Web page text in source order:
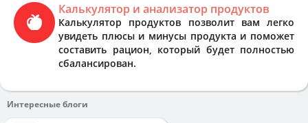
Калькулятор и анализатор продуктов
Калькулятор продуктов позволит вам легко
увидеть плюсы и минусы продукта и поможет
составить рацион, который будет полностью
сбалансирован.
Интересные блоги